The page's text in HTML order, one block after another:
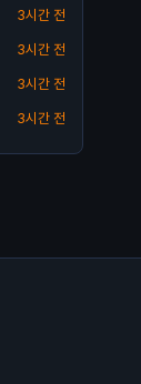
3시간 전
3시간 전
3시간 전
3시간 전